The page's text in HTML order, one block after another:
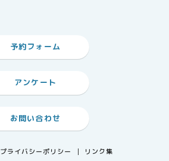
予約フォーム
アンケート
お問い合わせ
プライバシーポリシー リンク集